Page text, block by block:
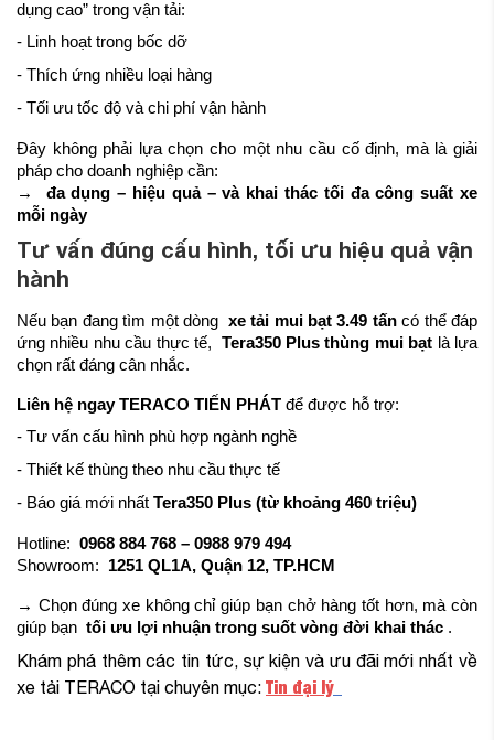
dụng cao” trong vận tải:
- Linh hoạt trong bốc dỡ
- Thích ứng nhiều loại hàng
- Tối ưu tốc độ và chi phí vận hành
Đây không phải lựa chọn cho một nhu cầu cố định, mà là giải
pháp cho doanh nghiệp cần:
→
đa dụng – hiệu quả – và khai thác tối đa công suất xe
mỗi ngày
Tư vấn đúng cấu hình, tối ưu hiệu quả vận
hành
Nếu bạn đang tìm một dòng xe tải mui bạt 3.49 tấn có thể đáp
ứng nhiều nhu cầu thực tế,
Tera350 Plus thùng mui bạt là lựa
chọn rất đáng cân nhắc.
Liên hệ ngay TERACO TIẾN PHÁT để được hỗ trợ:
- Tư vấn cấu hình phù hợp ngành nghề
- Thiết kế thùng theo nhu cầu thực tế
- Báo giá mới nhất Tera350 Plus (từ khoảng 460 triệu)
Hotline: 0968 884 768 – 0988 979 494
Showroom:
1251 QL1A, Quận 12, TP.HCM
→ Chọn đúng xe không chỉ giúp bạn chở hàng tốt hơn, mà còn
giúp bạn tối ưu lợi nhuận trong suốt vòng đời khai thác .
Khám phá thêm các tin tức, sự kiện và ưu đãi mới nhất về
xe tải TERACO tại chuyên mục: Tin đại lý